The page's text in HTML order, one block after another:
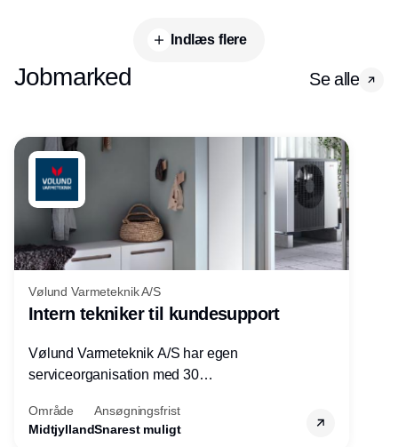
Indlæs flere
Jobmarked Se alle
Vølund Varmeteknik A/S
Intern tekniker til kundesupport
Vølund Varmeteknik A/S har egen
serviceorganisation med 30
søger nu endnu en teknisk kollega - denne
gang til kundesupport på kontoret i Herning.
Område
Midtjylland
Ansøgningsfrist
Snarest muligt